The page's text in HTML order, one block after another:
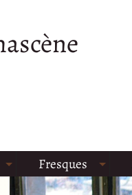
Fresques